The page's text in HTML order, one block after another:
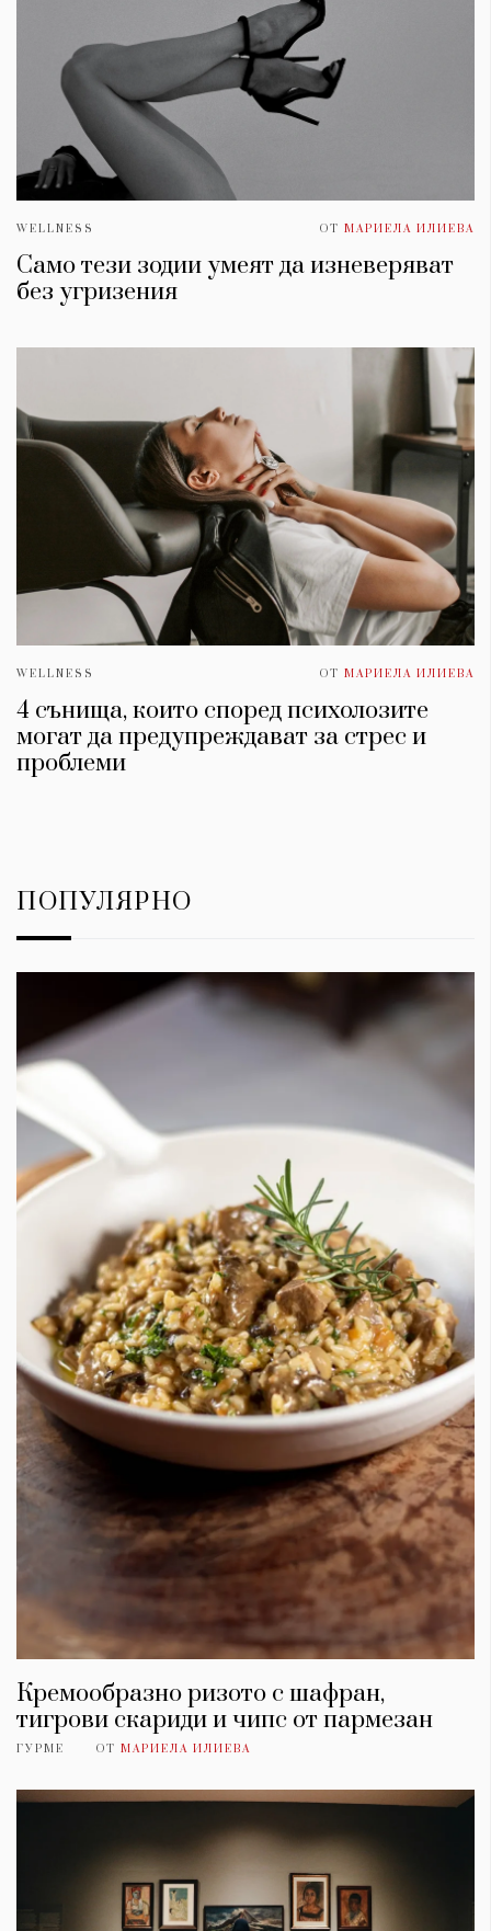
WELLNESS ОТ МАРИЕЛА ИЛИЕВА
Само тези зодии умеят да изневеряват
без угризения
WELLNESS ОТ МАРИЕЛА ИЛИЕВА
4 сънища, които според психолозите
могат да предупреждават за стрес и
проблеми
ПОПУЛЯРНО
Кремообразно ризото с шафран,
тигрови скариди и чипс от пармезан
ГУРМЕ ОТ МАРИЕЛА ИЛИЕВА